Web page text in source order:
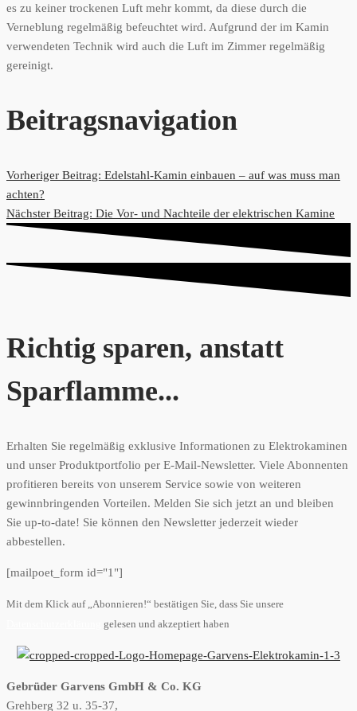
es zu keiner trockenen Luft mehr kommt, da diese durch die
Verneblung regelmäßig befeuchtet wird. Aufgrund der im Kamin
verwendeten Technik wird auch die Luft im Zimmer regelmäßig
gereinigt.
Beitragsnavigation
Vorheriger Beitrag: Edelstahl-Kamin einbauen – auf was muss man
achten?
Nächster Beitrag: Die Vor- und Nachteile der elektrischen Kamine
Richtig sparen, anstatt
Sparflamme...
Erhalten Sie regelmäßig exklusive Informationen zu Elektrokaminen
und unser Produktportfolio per E-Mail-Newsletter. Viele Abonnenten
profitieren bereits von unserem Service sowie von weiteren
gewinnbringenden Vorteilen. Melden Sie sich jetzt an und bleiben
Sie up-to-date! Sie können den Newsletter jederzeit wieder
abbestellen.
[mailpoet_form id="1"]
Mit dem Klick auf „Abonnieren!“ bestätigen Sie, dass Sie unsere
gelesen und akzeptiert haben
Gebrüder Garvens GmbH & Co. KG
Grehberg 32 u. 35-37,